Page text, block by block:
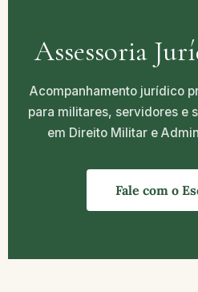
Assessoria
Acompanhamento jurídico
para militares, servidores e
em Direito Militar e
Fale com o